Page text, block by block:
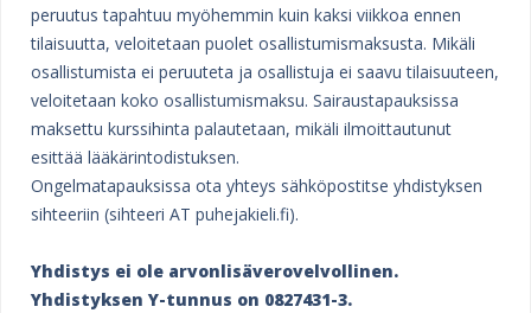
peruutus tapahtuu myöhemmin kuin kaksi viikkoa ennen
tilaisuutta, veloitetaan puolet osallistumismaksusta. Mikäli
osallistumista ei peruuteta ja osallistuja ei saavu tilaisuuteen,
veloitetaan koko osallistumismaksu. Sairaustapauksissa
maksettu kurssihinta palautetaan, mikäli ilmoittautunut
esittää lääkärintodistuksen.
Ongelmatapauksissa ota yhteys sähköpostitse yhdistyksen
sihteeriin (sihteeri AT puhejakieli.fi).
Yhdistys ei ole arvonlisäverovelvollinen.
Yhdistyksen Y-tunnus on 0827431-3.